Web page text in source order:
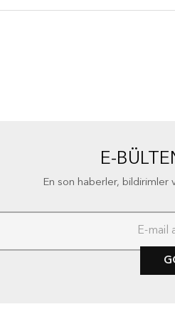
E-
En son haberler, bildirimler